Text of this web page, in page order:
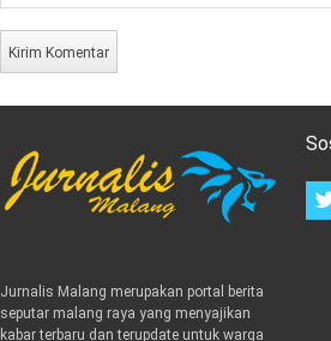
Jurnalis Malang merupakan portal berita
seputar malang raya yang menyajikan
kabar terbaru dan terupdate untuk warga